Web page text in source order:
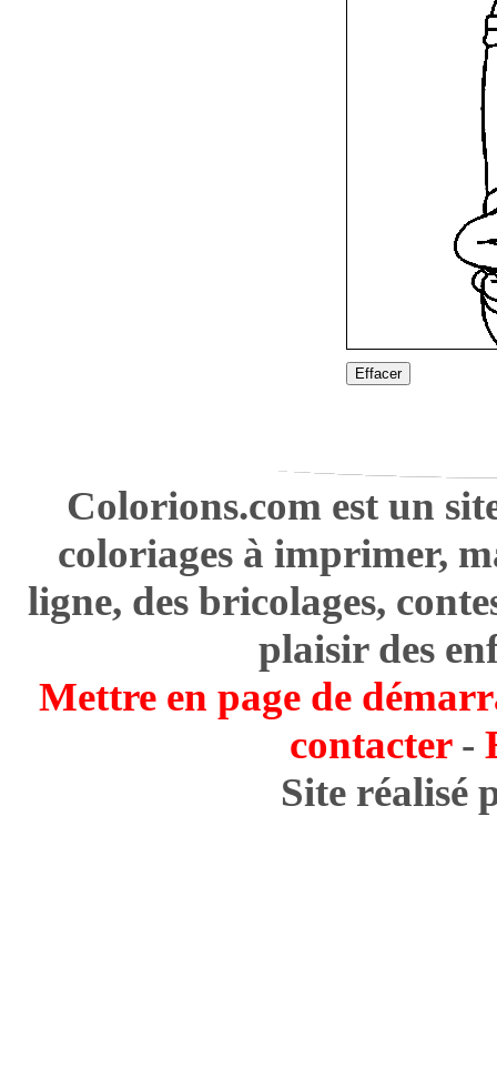
Effacer
Colorions.com est un
coloriages à imprimer,
ligne, des bricolages,
plaisir des
Mettre en page de
contacter-
Site réalisé